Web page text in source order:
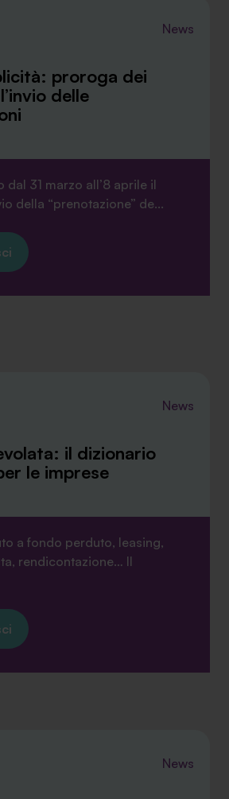
News
proroga dei
delle
31 marzo all’8 aprile il
della “prenotazione” de...
News
il dizionario
le imprese
a fondo perduto, leasing,
rendicontazione… Il
News